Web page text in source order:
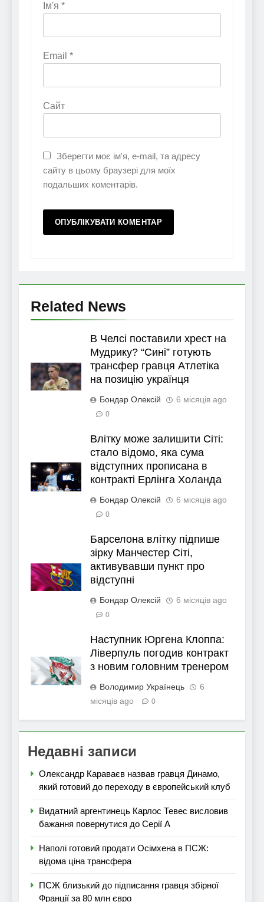
Ім'я *
Email *
Сайт
Зберегти моє ім'я, e-mail, та адресу
сайту в цьому браузері для моїх
подальших коментарів.
Related News
В Челсі поставили хрест на
Мудрику? “Сині” готують
трансфер гравця Атлетіка
на позицію українця
Бондар Олексій 6 місяців ago
0
Влітку може залишити Сіті:
стало відомо, яка сума
відступних прописана в
контракті Ерлінга Холанда
Бондар Олексій 6 місяців ago
0
Барселона влітку підпише
зірку Манчестер Сіті,
активувавши пункт про
відступні
Бондар Олексій 6 місяців ago
0
Наступник Юргена Клоппа:
Ліверпуль погодив контракт
з новим головним тренером
Володимир Українець
6
місяців ago
0
Недавні записи
Олександр Караваєв назвав гравця Динамо,
який готовий до переходу в європейський клуб
Видатний аргентинець Карлос Тевес висловив
бажання повернутися до Серії А
Наполі готовий продати Осімхена в ПСЖ:
відома ціна трансфера
ПСЖ близький до підписання гравця збірної
Франції за 80 млн євро